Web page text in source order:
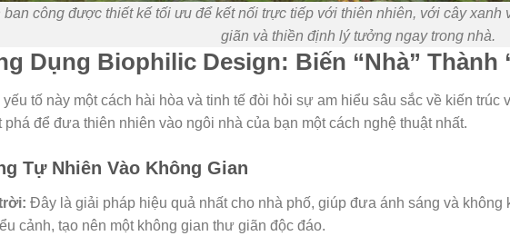
công được thiết kế tối ưu để kết nối trực tiếp với thiên nhiên, với cây xanh
giãn và thiền định lý tưởng ngay trong nhà.
Dụng Biophilic Design: Biến “Nhà” Thành
tố này một cách hài hòa và tinh tế đòi hỏi sự am hiểu sâu sắc về kiến trúc
để đưa thiên nhiên vào ngôi nhà của bạn một cách nghệ thuật nhất.
Tự Nhiên Vào Không Gian
Đây là giải pháp hiệu quả nhất cho nhà phố, giúp đưa ánh sáng và
cảnh, tạo nên một không gian thư giãn độc đáo.